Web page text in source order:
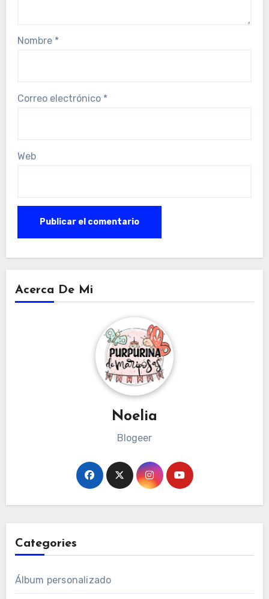
Nombre *
Correo electrónico *
Web
Acerca De Mi
Noelia
Blogeer
Categories
Álbum personalizado